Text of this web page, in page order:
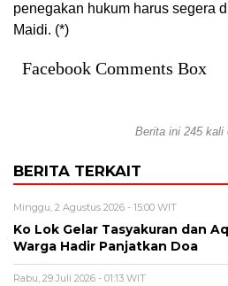
penegakan hukum harus segera
Maidi. (*)
Facebook Comments Box
Berita ini 245 kali
BERITA TERKAIT
Minggu, 2 Agustus 2026 - 15:00 WIT
Ko Lok Gelar Tasyakuran dan
Warga Hadir Panjatkan Doa
Rabu, 29 Juli 2026 - 01:13 WIT